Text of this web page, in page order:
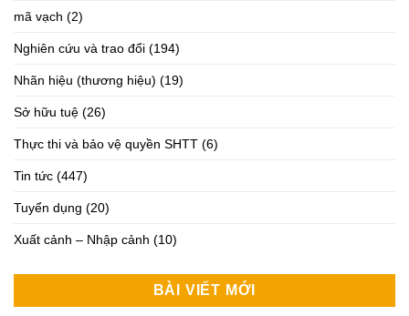
mã vạch (2)
Nghiên cứu và trao đổi (194)
Nhãn hiệu (thương hiệu) (19)
Sở hữu tuệ (26)
Thực thi và bảo vệ quyền SHTT (6)
Tin tức (447)
Tuyển dụng (20)
Xuất cảnh – Nhập cảnh (10)
BÀI VIẾT MỚI